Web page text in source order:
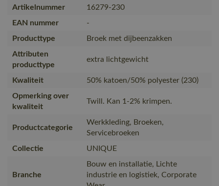
Artikelnummer
16279-230
EAN nummer
-
Producttype
Broek met dijbeenzakken
Attributen
producttype
extra lichtgewicht
Kwaliteit
50% katoen/50% polyester (230)
Opmerking over
kwaliteit
Twill. Kan 1-2% krimpen.
Productcategorie
Werkkleding, Broeken,
Servicebroeken
Collectie
UNIQUE
Branche
Bouw en installatie, Lichte
industrie en logistiek, Corporate